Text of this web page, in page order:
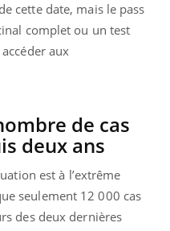
cette date, mais le pass
complet ou un test
aux
de cas
deux ans
est à l’extrême
seulement 12 000 cas
des deux dernières